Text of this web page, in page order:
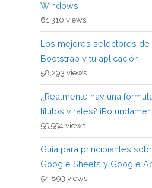
Windows
61,310 views
Los mejores selectores de
Bootstrap y tu aplicación
58,293 views
¿Realmente hay una
títulos virales?
55,554 views
Guía para principiantes
Google Sheets y Google
54,893 views